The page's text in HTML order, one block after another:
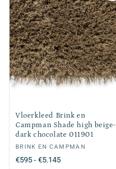
Vloerkleed Brink en
Campman Shade high beige-
dark chocolate 011901
Verkoper:
BRINK EN CAMPMAN
Normale
€595 - €5.145